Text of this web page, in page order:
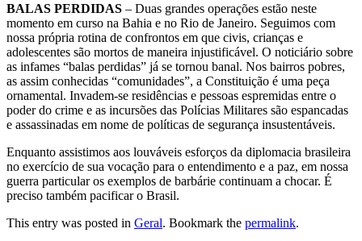
BALAS PERDIDAS – Duas grandes operações estão neste
momento em curso na Bahia e no Rio de Janeiro. Seguimos com
nossa própria rotina de confrontos em que civis, crianças e
adolescentes são mortos de maneira injustificável. O noticiário sobre
as infames “balas perdidas” já se tornou banal. Nos bairros pobres,
as assim conhecidas “comunidades”, a Constituição é uma peça
ornamental. Invadem-se residências e pessoas espremidas entre o
poder do crime e as incursões das Polícias Militares são espancadas
e assassinadas em nome de políticas de segurança insustentáveis.
Enquanto assistimos aos louváveis esforços da diplomacia brasileira
no exercício de sua vocação para o entendimento e a paz, em nossa
guerra particular os exemplos de barbárie continuam a chocar. É
preciso também pacificar o Brasil.
This entry was posted in Geral. Bookmark the permalink.